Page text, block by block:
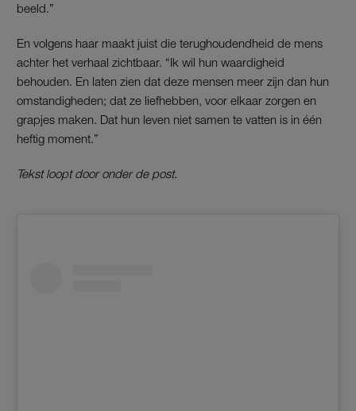
beeld.”
En volgens haar maakt juist die terughoudendheid de mens
achter het verhaal zichtbaar. “Ik wil hun waardigheid
behouden. En laten zien dat deze mensen meer zijn dan hun
omstandigheden; dat ze liefhebben, voor elkaar zorgen en
grapjes maken. Dat hun leven niet samen te vatten is in één
heftig moment.”
Tekst loopt door onder de post.